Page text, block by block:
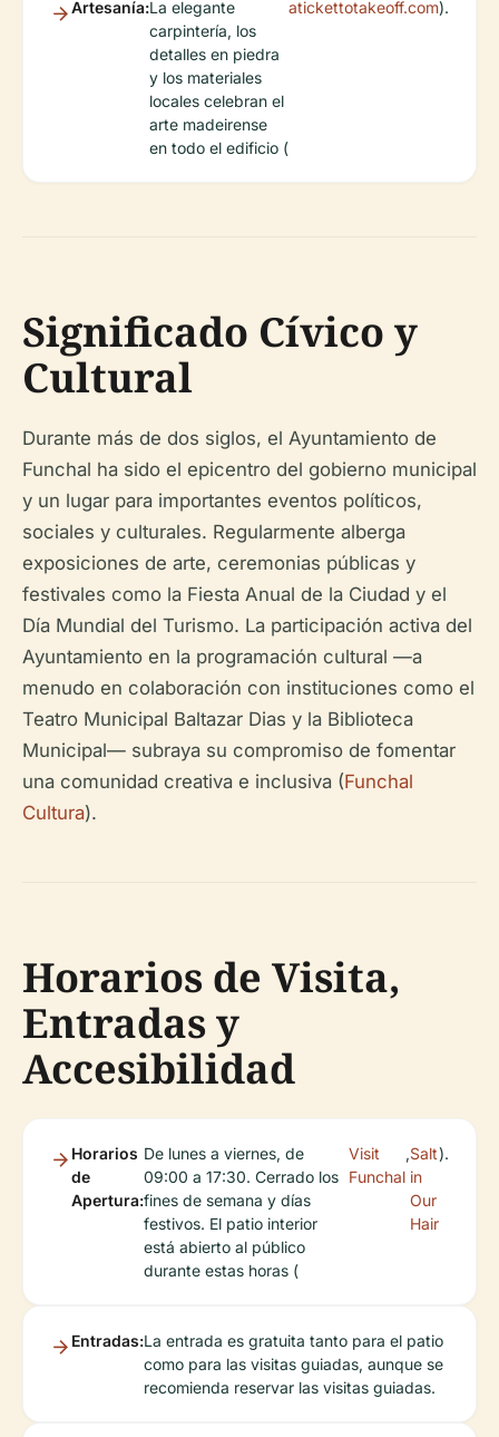
Artesanía:La elegante
carpintería, los
detalles en piedra
y los materiales
locales celebran el
arte madeirense
en todo el edificio (
atickettotakeoff.com).
Significado Cívico y
Cultural
Durante más de dos siglos, el Ayuntamiento de
Funchal ha sido el epicentro del gobierno municipal
y un lugar para importantes eventos políticos,
sociales y culturales. Regularmente alberga
exposiciones de arte, ceremonias públicas y
festivales como la Fiesta Anual de la Ciudad y el
Día Mundial del Turismo. La participación activa del
Ayuntamiento en la programación cultural —a
menudo en colaboración con instituciones como el
Teatro Municipal Baltazar Dias y la Biblioteca
Municipal— subraya su compromiso de fomentar
una comunidad creativa e inclusiva (Funchal
Cultura).
Horarios de Visita,
Entradas y
Accesibilidad
Horarios
de
Apertura:
De lunes a viernes, de
09:00 a 17:30. Cerrado los
fines de semana y días
festivos. El patio interior
está abierto al público
durante estas horas (
Visit
Funchal
,Salt
in
Our
Hair
).
Entradas:La entrada es gratuita tanto para el patio
como para las visitas guiadas, aunque se
recomienda reservar las visitas guiadas.